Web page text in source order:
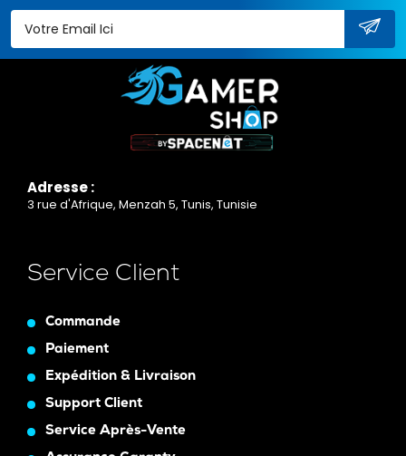
Adresse :
3 rue d'Afrique, Menzah 5, Tunis, Tunisie
Service Client
Commande
Paiement
Expédition & Livraison
Support Client
Service Après-Vente